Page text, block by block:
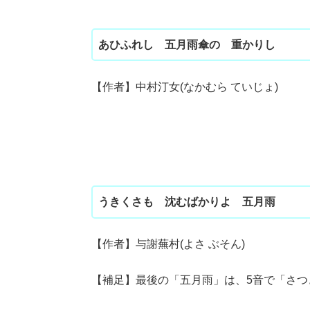
あひふれし 五月雨傘の 重かりし
【作者】中村汀女(なかむら ていじょ)
うきくさも 沈むばかりよ 五月雨
【作者】与謝蕪村(よさ ぶそん)
【補足】最後の「五月雨」は、5音で「さ